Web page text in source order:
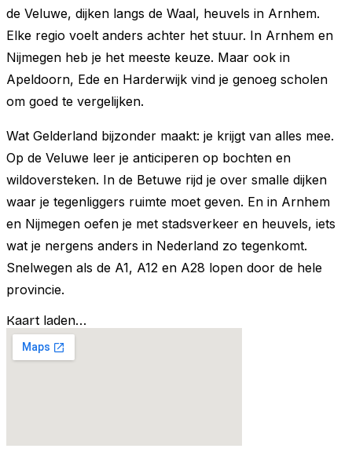
de Veluwe, dijken langs de Waal, heuvels in Arnhem.
Elke regio voelt anders achter het stuur. In Arnhem en
Nijmegen heb je het meeste keuze. Maar ook in
Apeldoorn, Ede en Harderwijk vind je genoeg scholen
om goed te vergelijken.
Wat Gelderland bijzonder maakt: je krijgt van alles mee.
Op de Veluwe leer je anticiperen op bochten en
wildoversteken. In de Betuwe rijd je over smalle dijken
waar je tegenliggers ruimte moet geven. En in Arnhem
en Nijmegen oefen je met stadsverkeer en heuvels, iets
wat je nergens anders in Nederland zo tegenkomt.
Snelwegen als de A1, A12 en A28 lopen door de hele
provincie.
Kaart laden...